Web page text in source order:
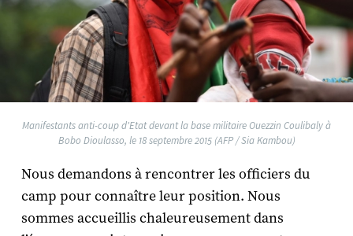
Manifestants anti-coup d'Etat devant la base militaire Ouezzin Coulibaly à
Bobo Dioulasso, le 18 septembre 2015 (AFP / Sia Kambou)
Nous demandons à rencontrer les officiers du
camp pour connaître leur position. Nous
sommes accueillis chaleureusement dans